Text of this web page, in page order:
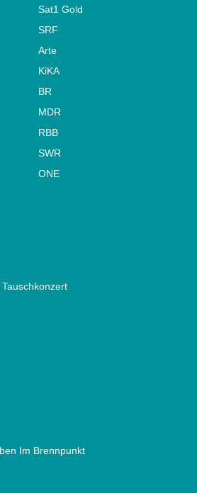
Sat1 Gold
SRF
Arte
KiKA
BR
MDR
RBB
SWR
ONE
Im Brennpunkt